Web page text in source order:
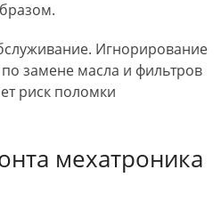
Игнорирование
замене масла и фильтров
риск поломки
мехатроника